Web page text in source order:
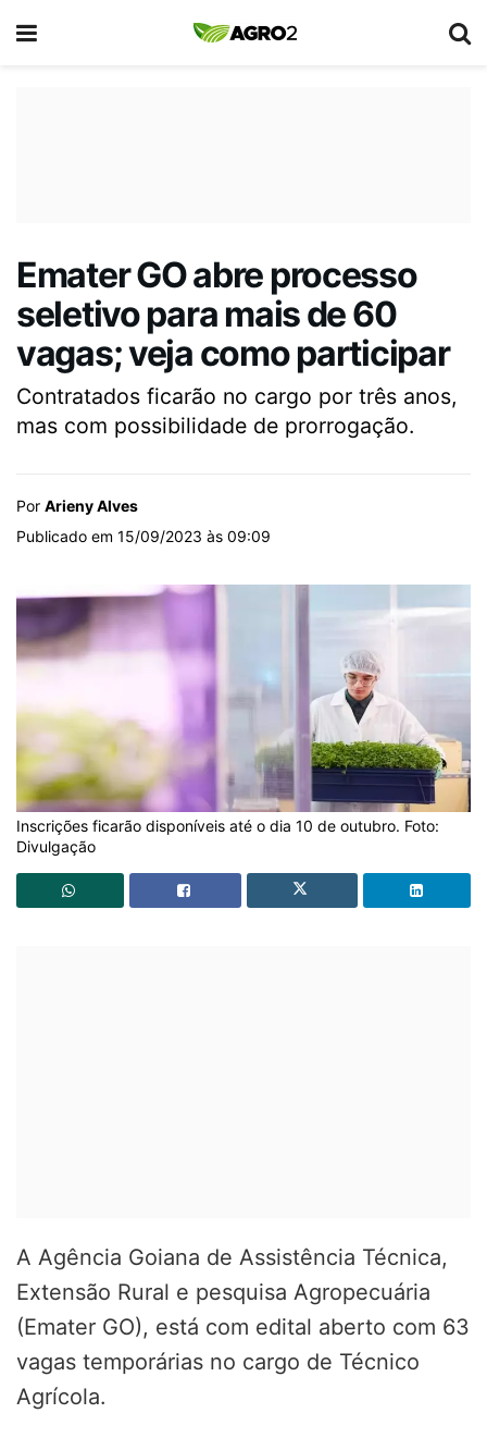
Emater GO abre processo
seletivo para mais de 60
vagas; veja como participar
Contratados ficarão no cargo por três anos,
mas com possibilidade de prorrogação.
Por Arieny Alves
Publicado em 15/09/2023 às 09:09
Inscrições ficarão disponíveis até o dia 10 de outubro. Foto:
Divulgação
A Agência Goiana de Assistência Técnica,
Extensão Rural e pesquisa Agropecuária
(Emater GO), está com edital aberto com 63
vagas temporárias no cargo de Técnico
Agrícola.